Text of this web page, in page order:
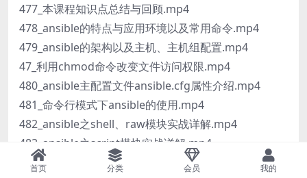
477_本课程知识点总结与回顾.mp4
478_ansible的特点与应用环境以及常用命令.mp4
479_ansible的架构以及主机、主机组配置.mp4
47_利用chmod命令改变文件访问权限.mp4
480_ansible主配置文件ansible.cfg属性介绍.mp4
481_命令行模式下ansible的使用.mp4
482_ansible之shell、raw模块实战详解.mp4
483_ansible之script模块实战详解.mp4
484_ansible之ping、file模块实战讲解.mp4
首页 分类 会员 我的